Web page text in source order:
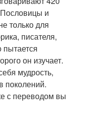
и
только для
писателя,
он изучает.
мудрость,
поколений.
с переводом вы